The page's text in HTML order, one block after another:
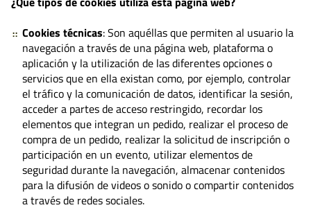
Cookies técnicas: Son aquéllas que permiten al usuario la
navegación a través de una página web, plataforma o
aplicación y la utilización de las diferentes opciones o
servicios que en ella existan como, por ejemplo, controlar
el tráfico y la comunicación de datos, identificar la sesión,
acceder a partes de acceso restringido, recordar los
elementos que integran un pedido, realizar el proceso de
compra de un pedido, realizar la solicitud de inscripción o
participación en un evento, utilizar elementos de
seguridad durante la navegación, almacenar contenidos
para la difusión de videos o sonido o compartir contenidos
a través de redes sociales.